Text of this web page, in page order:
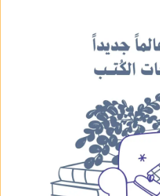
بالمدينة المنورة الاستعلام
مودل
رابط محدد توفره الجامعة.
اسم المستخدم وكلمة
إلى جميع الموارد
وتقديم الأبحاث